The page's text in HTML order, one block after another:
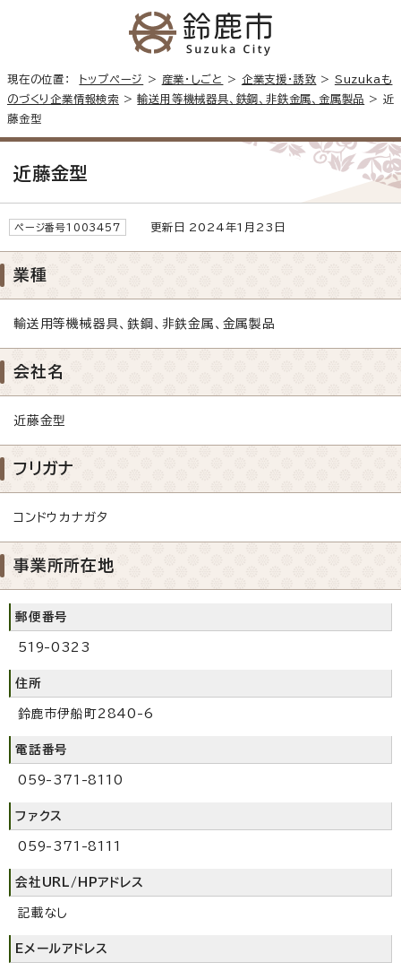
現在の位置： トップページ > 産業・しごと > 企業支援・誘致 > Suzukaも
のづくり企業情報検索 >輸送用等機械器具、鉄鋼、非鉄金属、金属製品 > 近
藤金型
近藤金型
ページ番号1003457 更新日 2024年1月23日
業種
輸送用等機械器具、鉄鋼、非鉄金属、金属製品
会社名
近藤金型
フリガナ
コンドウカナガタ
事業所所在地
郵便番号
519-0323
住所
鈴鹿市伊船町2840-6
電話番号
059-371-8110
ファクス
059-371-8111
会社URL/HPアドレス
記載なし
Eメールアドレス